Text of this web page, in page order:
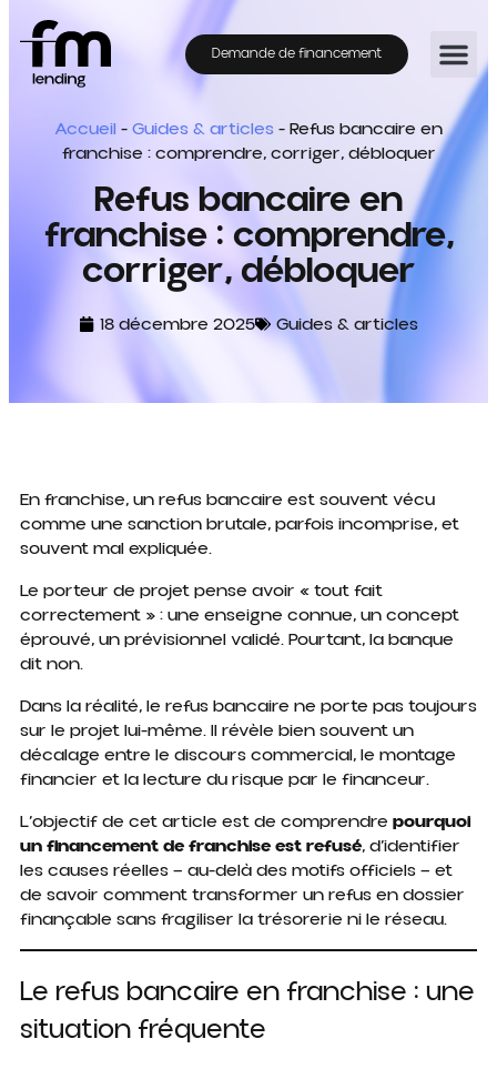
Demande de financement
Accueil -Guides & articles -Refus bancaire en
franchise : comprendre, corriger, débloquer
Refus bancaire en
franchise : comprendre,
corriger, débloquer
18 décembre 2025 Guides & articles
En franchise, un refus bancaire est souvent vécu
comme une sanction brutale, parfois incomprise, et
souvent mal expliquée.
Le porteur de projet pense avoir « tout fait
correctement » : une enseigne connue, un concept
éprouvé, un prévisionnel validé. Pourtant, la banque
dit non.
Dans la réalité, le refus bancaire ne porte pas toujours
sur le projet lui-même. Il révèle bien souvent un
décalage entre le discours commercial, le montage
financier et la lecture du risque par le financeur.
L’objectif de cet article est de comprendre pourquoi
un financement de franchise est refusé, d’identifier
les causes réelles — au-delà des motifs officiels — et
de savoir comment transformer un refus en dossier
finançable sans fragiliser la trésorerie ni le réseau.
Le refus bancaire en franchise : une
situation fréquente